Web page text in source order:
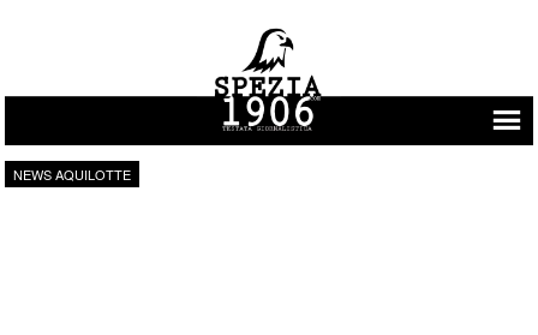
Vai al contenuto
NEWS AQUILOTTE